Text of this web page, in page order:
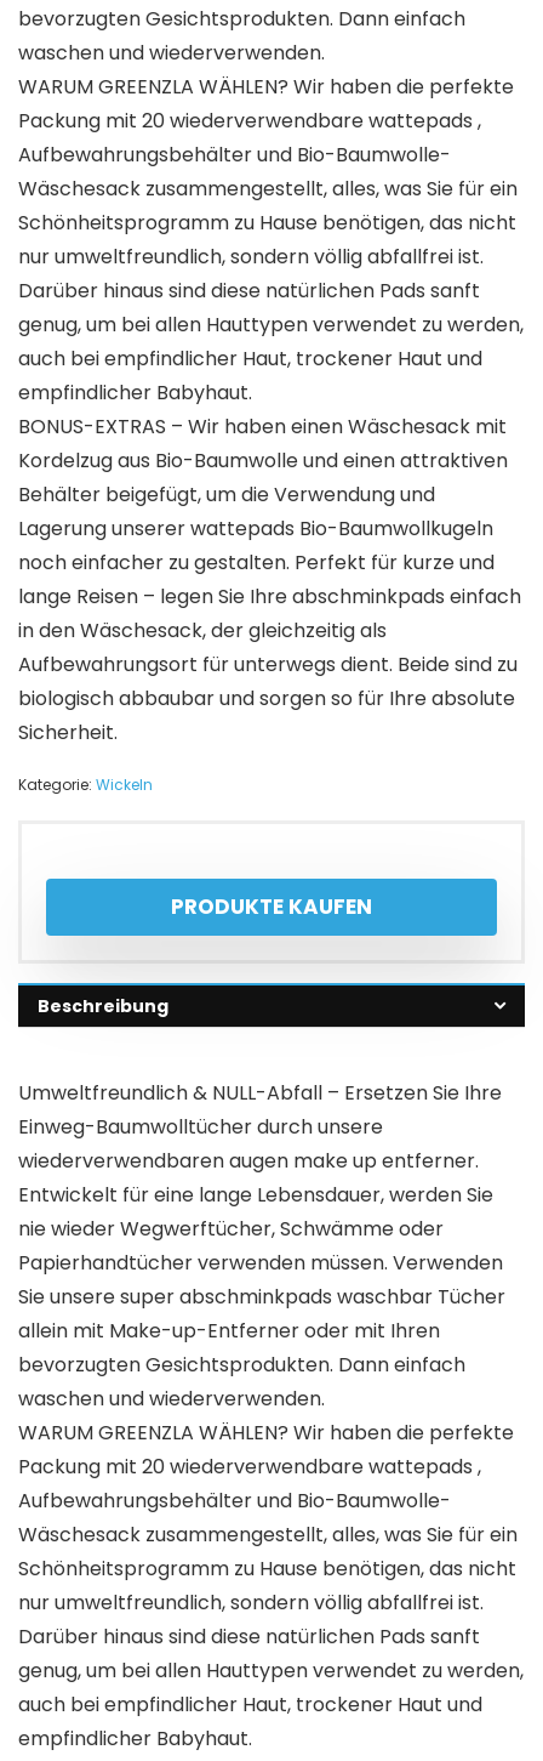
bevorzugten Gesichtsprodukten. Dann einfach
waschen und wiederverwenden.
WARUM GREENZLA WÄHLEN? Wir haben die perfekte
Packung mit 20 wiederverwendbare wattepads ,
Aufbewahrungsbehälter und Bio-Baumwolle-
Wäschesack zusammengestellt, alles, was Sie für ein
Schönheitsprogramm zu Hause benötigen, das nicht
nur umweltfreundlich, sondern völlig abfallfrei ist.
Darüber hinaus sind diese natürlichen Pads sanft
genug, um bei allen Hauttypen verwendet zu werden,
auch bei empfindlicher Haut, trockener Haut und
empfindlicher Babyhaut.
BONUS-EXTRAS – Wir haben einen Wäschesack mit
Kordelzug aus Bio-Baumwolle und einen attraktiven
Behälter beigefügt, um die Verwendung und
Lagerung unserer wattepads Bio-Baumwollkugeln
noch einfacher zu gestalten. Perfekt für kurze und
lange Reisen – legen Sie Ihre abschminkpads einfach
in den Wäschesack, der gleichzeitig als
Aufbewahrungsort für unterwegs dient. Beide sind zu
biologisch abbaubar und sorgen so für Ihre absolute
Sicherheit.
Kategorie: Wickeln
PRODUKTE KAUFEN
Beschreibung
Umweltfreundlich & NULL-Abfall – Ersetzen Sie Ihre
Einweg-Baumwolltücher durch unsere
wiederverwendbaren augen make up entferner.
Entwickelt für eine lange Lebensdauer, werden Sie
nie wieder Wegwerftücher, Schwämme oder
Papierhandtücher verwenden müssen. Verwenden
Sie unsere super abschminkpads waschbar Tücher
allein mit Make-up-Entferner oder mit Ihren
bevorzugten Gesichtsprodukten. Dann einfach
waschen und wiederverwenden.
WARUM GREENZLA WÄHLEN? Wir haben die perfekte
Packung mit 20 wiederverwendbare wattepads ,
Aufbewahrungsbehälter und Bio-Baumwolle-
Wäschesack zusammengestellt, alles, was Sie für ein
Schönheitsprogramm zu Hause benötigen, das nicht
nur umweltfreundlich, sondern völlig abfallfrei ist.
Darüber hinaus sind diese natürlichen Pads sanft
genug, um bei allen Hauttypen verwendet zu werden,
auch bei empfindlicher Haut, trockener Haut und
empfindlicher Babyhaut.